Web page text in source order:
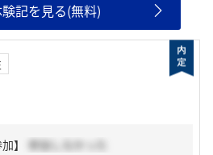
記を見る(無料)
】
参加しなかった